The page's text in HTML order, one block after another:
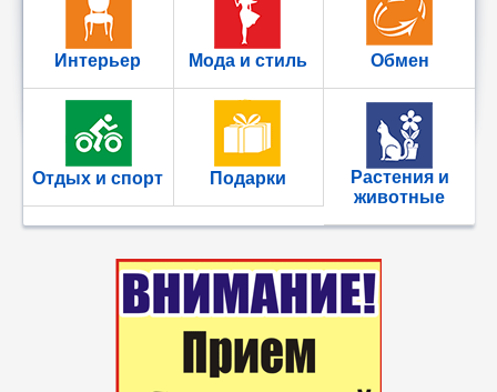
Интерьер Мода и стиль Обмен
Отдых и спорт Подарки Растения и
животные